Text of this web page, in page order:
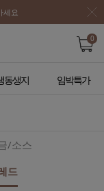
세요
0
동생지 임박특가
/소스
드